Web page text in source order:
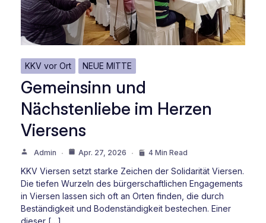
KKV vor Ort NEUE MITTE
Gemeinsinn und
Nächstenliebe im Herzen
Viersens
Admin Apr. 27, 2026 4 Min Read
KKV Viersen setzt starke Zeichen der Solidarität Viersen.
Die tiefen Wurzeln des bürgerschaftlichen Engagements
in Viersen lassen sich oft an Orten finden, die durch
Beständigkeit und Bodenständigkeit bestechen. Einer
dieser […]